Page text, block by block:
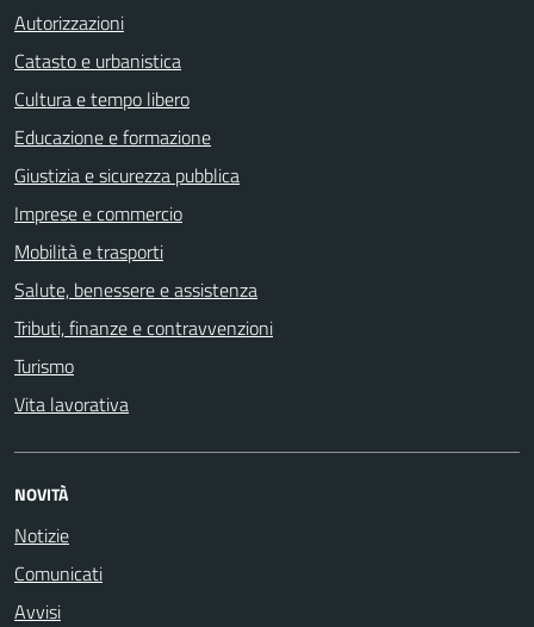
Autorizzazioni
Catasto e urbanistica
Cultura e tempo libero
Educazione e formazione
Giustizia e sicurezza pubblica
Imprese e commercio
Mobilità e trasporti
Salute, benessere e assistenza
Tributi, finanze e contravvenzioni
Turismo
Vita lavorativa
NOVITÀ
Notizie
Comunicati
Avvisi